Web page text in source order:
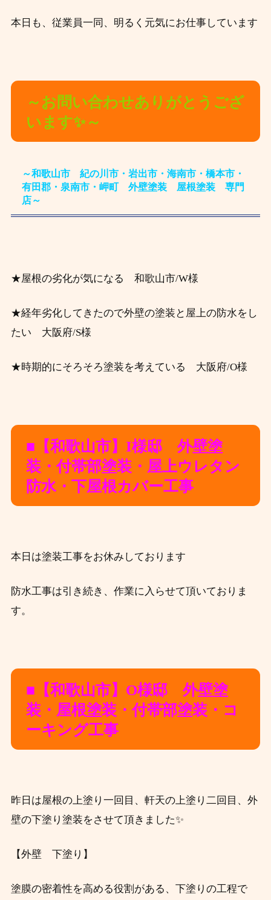
本日も、従業員一同、明るく元気にお仕事しています
～お問い合わせありがとうござ
います✨～
～和歌山市 紀の川市・岩出市・海南市・橋本市・
有田郡・泉南市・岬町 外壁塗装 屋根塗装 専門
店～
★屋根の劣化が気になる 和歌山市/W様
★経年劣化してきたので外壁の塗装と屋上の防水をし
たい 大阪府/S様
★時期的にそろそろ塗装を考えている 大阪府/O様
■【和歌山市】I様邸 外壁塗
装・付帯部塗装・屋上ウレタン
防水・下屋根カバー工事
本日は塗装工事をお休みしております
防水工事は引き続き、作業に入らせて頂いておりま
す。
■【和歌山市】O様邸 外壁塗
装・屋根塗装・付帯部塗装・コ
ーキング工事
昨日は屋根の上塗り一回目、軒天の上塗り二回目、外
壁の下塗り塗装をさせて頂きました✨
【外壁 下塗り】
塗膜の密着性を高める役割がある、下塗りの工程で